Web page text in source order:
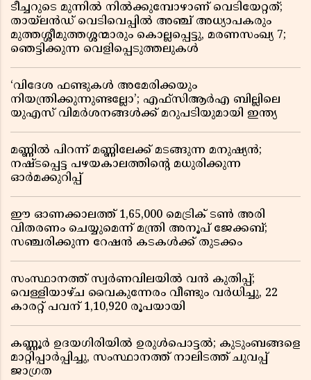
ടീച്ചറുടെ മുന്നിൽ നിൽക്കുമ്പോഴാണ് വെടിയേറ്റത്;
തായ്‌ലൻഡ് വെടിവെപ്പിൽ അഞ്ച് അധ്യാപകരും
മുത്തശ്ശീമുത്തശ്ശന്മാരും കൊല്ലപ്പെട്ടു, മരണസംഖ്യ 7;
ഞെട്ടിക്കുന്ന വെളിപ്പെടുത്തലുകൾ
‘വിദേശ ഫണ്ടുകൾ അമേരിക്കയും
നിയന്ത്രിക്കുന്നുണ്ടല്ലോ’; എഫ്സിആർഎ ബില്ലിലെ
യുഎസ് വിമർശനങ്ങൾക്ക് മറുപടിയുമായി ഇന്ത്യ
മണ്ണിൽ പിറന്ന് മണ്ണിലേക്ക് മടങ്ങുന്ന മനുഷ്യൻ;
നഷ്ടപ്പെട്ട പഴയകാലത്തിൻ്റെ മധുരിക്കുന്ന
ഓർമക്കുറിപ്പ്
ഈ ഓണക്കാലത്ത് 1,65,000 മെട്രിക് ടൺ അരി
വിതരണം ചെയ്യുമെന്ന് മന്ത്രി അനൂപ് ജേക്കബ്;
സഞ്ചരിക്കുന്ന റേഷൻ കടകൾക്ക് തുടക്കം
സംസ്ഥാനത്ത് സ്വർണവിലയിൽ വൻ കുതിപ്പ്;
വെള്ളിയാഴ്ച വൈകുന്നേരം വീണ്ടും വർധിച്ചു, 22
കാരറ്റ് പവന് 1,10,920 രൂപയായി
കണ്ണൂർ ഉദയഗിരിയിൽ ഉരുൾപൊട്ടൽ; കുടുംബങ്ങളെ
മാറ്റിപ്പാർപ്പിച്ചു, സംസ്ഥാനത്ത് നാലിടത്ത് ചുവപ്പ്
ജാഗ്രത